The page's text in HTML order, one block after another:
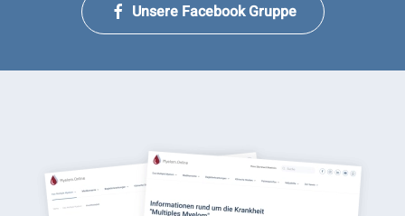
Unsere Facebook Gruppe